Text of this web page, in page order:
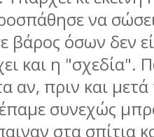
να
βάρος όσων δεν
και η "σχεδία".
αν, πριν και µετά
συνεχώς
στα σπίτια